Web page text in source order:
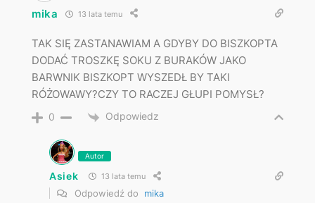
mika 13 lata temu
TAK SIĘ ZASTANAWIAM A GDYBY DO BISZKOPTA
DODAĆ TROSZKĘ SOKU Z BURAKÓW JAKO
BARWNIK BISZKOPT WYSZEDŁ BY TAKI
RÓŻOWAWY?CZY TO RACZEJ GŁUPI POMYSŁ?
0 Odpowiedz
Autor
Asiek 13 lata temu
Odpowiedź do mika